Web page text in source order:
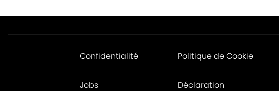
Confidentialité Politique de Cookie
Jobs Déclaration